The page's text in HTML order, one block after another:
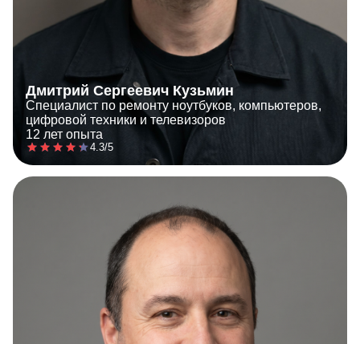
Дмитрий Сергеевич Кузьмин
Специалист по ремонту ноутбуков, компьютеров,
цифровой техники и телевизоров
12 лет опыта
4.3/5